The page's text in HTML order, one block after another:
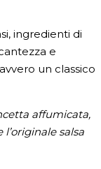
ingredienti di
e
un classico
affumicata,
salsa